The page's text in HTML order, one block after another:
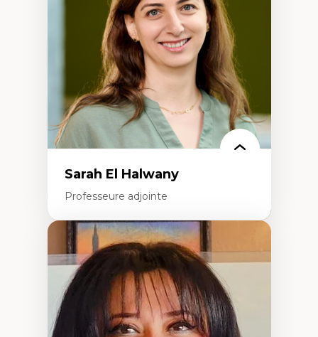
travers les données massives et l’IA
Recherche quantitative et qualitative sur
les auditoires médiatiques
Épistémologie des techniques de recherche
numérique et l’IA
Théorie des droits de la personne
La pensée politique d’Hannah Arendt
La pensée politique à l’ère numérique
Justice internationale et normes
internationales
Sarah El Halwany
Professeure adjointe
Expertises
Les apports pédagogiques des théories de
l'affect, du posthumanisme, du féminisme
dans l'éducation aux sciences
L'apprentissage des sciences/STIM dans une
perspective socioécologique de care
L’insertion professionnelle des
enseignant.e.s